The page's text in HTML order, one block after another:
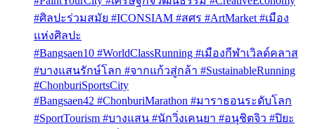
#ศิลปะร่วมสมัย #ICONSIAM #สศร #ArtMarket #เมือง
แห่งศิลปะ
#Bangsaen10 #WorldClassRunning #เมืองกีฬาเวิลด์คลาส
#บางแสนรักษ์โลก #จากแก้วสู่กล้า #SustainableRunning
#ChonburiSportsCity
#Bangsaen42 #ChonburiMarathon #มาราธอนระดับโลก
#SportTourism #บางแสน #นักวิ่งเคนยา #อนุชิตจิว #ปิยะ